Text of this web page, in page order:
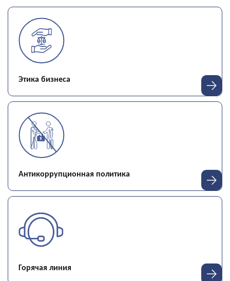
этика бизнеса
антикоррупционная политика
горячая линия